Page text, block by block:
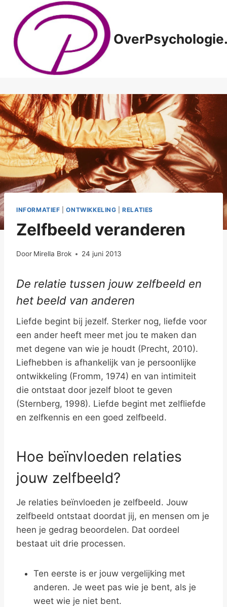
Doorgaan
inhoud
INFORMATIEF |ONTWIKKELING |RELATIES
Zelfbeeld veranderen
Door Mirella Brok 24 juni 2013
De relatie tussen jouw zelfbeeld en
het beeld van anderen
Liefde begint bij jezelf. Sterker nog, liefde voor
een ander heeft meer met jou te maken dan
met degene van wie je houdt (Precht, 2010).
Liefhebben is afhankelijk van je persoonlijke
ontwikkeling (Fromm, 1974) en van intimiteit
die ontstaat door jezelf bloot te geven
(Sternberg, 1998). Liefde begint met zelfliefde
en zelfkennis en een goed zelfbeeld.
Hoe beïnvloeden relaties
jouw zelfbeeld?
Je relaties beïnvloeden je zelfbeeld. Jouw
zelfbeeld ontstaat doordat jij, en mensen om je
heen je gedrag beoordelen. Dat oordeel
bestaat uit drie processen.
Ten eerste is er jouw vergelijking met
anderen. Je weet pas wie je bent, als je
weet wie je niet bent.